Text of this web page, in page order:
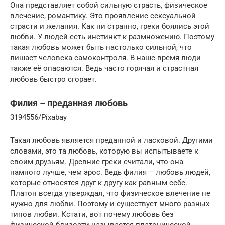
Она представляет собой сильную страсть, физическое
влечение, романтику. Это проявление сексуальной
страсти и желания. Как ни странно, греки боялись этой
любви. У людей есть инстинкт к размножению. Поэтому
такая любовь может быть настолько сильной, что
лишает человека самоконтроля. В наше время люди
также её опасаются. Ведь часто горячая и страстная
любовь быстро сгорает.
Филия – преданная любовь
3194556/Pixabay
Такая любовь является преданной и ласковой. Другими
словами, это та любовь, которую вы испытываете к
своим друзьям. Древние греки считали, что она
намного лучше, чем эрос. Ведь филия – любовь людей,
которые относятся друг к другу как равным себе.
Платон всегда утверждал, что физическое влечение не
нужно для любви. Поэтому и существует много разных
типов любви. Кстати, вот почему любовь без